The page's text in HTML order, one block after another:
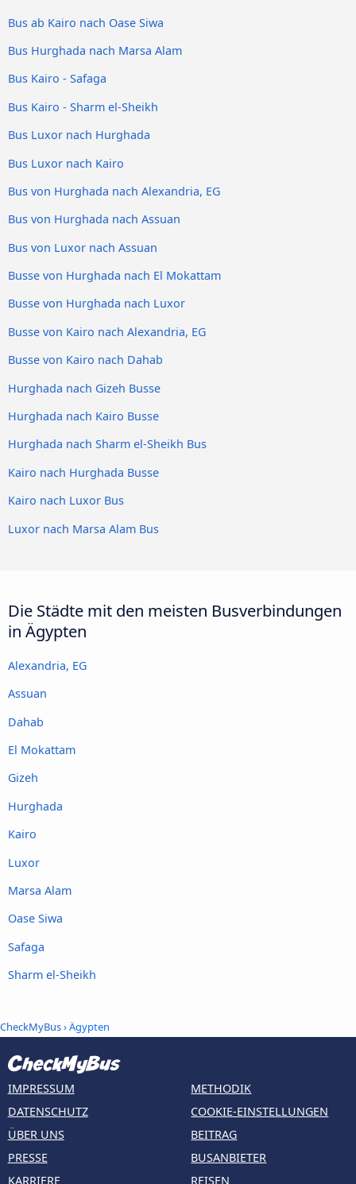
Bus ab Kairo nach Oase Siwa
Bus Hurghada nach Marsa Alam
Bus Kairo - Safaga
Bus Kairo - Sharm el-Sheikh
Bus Luxor nach Hurghada
Bus Luxor nach Kairo
Bus von Hurghada nach Alexandria, EG
Bus von Hurghada nach Assuan
Bus von Luxor nach Assuan
Busse von Hurghada nach El Mokattam
Busse von Hurghada nach Luxor
Busse von Kairo nach Alexandria, EG
Busse von Kairo nach Dahab
Hurghada nach Gizeh Busse
Hurghada nach Kairo Busse
Hurghada nach Sharm el-Sheikh Bus
Kairo nach Hurghada Busse
Kairo nach Luxor Bus
Luxor nach Marsa Alam Bus
Die Städte mit den meisten Busverbindungen
in Ägypten
Alexandria, EG
Assuan
Dahab
El Mokattam
Gizeh
Hurghada
Kairo
Luxor
Marsa Alam
Oase Siwa
Safaga
Sharm el-Sheikh
CheckMyBus› Ägypten
IMPRESSUM
DATENSCHUTZ
ÜBER UNS
PRESSE
KARRIERE
METHODIK
COOKIE-EINSTELLUNGEN
BEITRAG
BUSANBIETER
REISEN